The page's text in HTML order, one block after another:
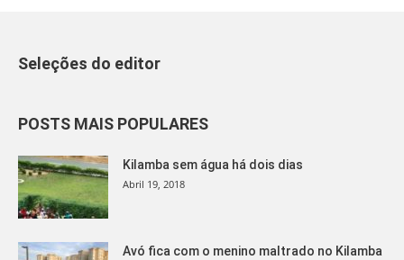
Seleções do editor
POSTS MAIS POPULARES
Kilamba sem água há dois dias
Abril 19, 2018
Avó fica com o menino maltrado no Kilamba